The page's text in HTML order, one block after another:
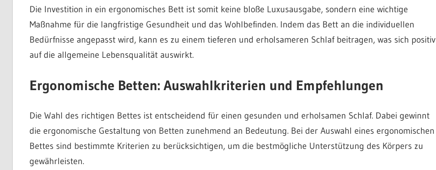
Die Investition in ein ergonomisches Bett ist somit keine bloße Luxusausgabe, sondern eine wichtige
Maßnahme für die langfristige Gesundheit und das Wohlbefinden. Indem das Bett an die individuellen
Bedürfnisse angepasst wird, kann es zu einem tieferen und erholsameren Schlaf beitragen, was sich positiv
auf die allgemeine Lebensqualität auswirkt.
Ergonomische Betten: Auswahlkriterien und Empfehlungen
Die Wahl des richtigen Bettes ist entscheidend für einen gesunden und erholsamen Schlaf. Dabei gewinnt
die ergonomische Gestaltung von Betten zunehmend an Bedeutung. Bei der Auswahl eines ergonomischen
Bettes sind bestimmte Kriterien zu berücksichtigen, um die bestmögliche Unterstützung des Körpers zu
gewährleisten.